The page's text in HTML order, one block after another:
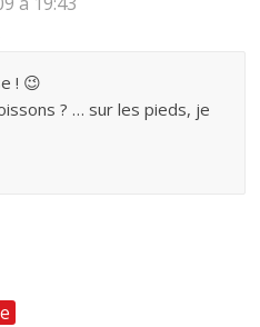
! 😉
? … sur les pieds, je